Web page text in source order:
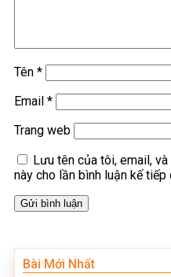
Tên *
Email *
Trang web
Lưu tên của tôi, email,
này cho lần bình luận kế tiếp
Bài Mới Nhất